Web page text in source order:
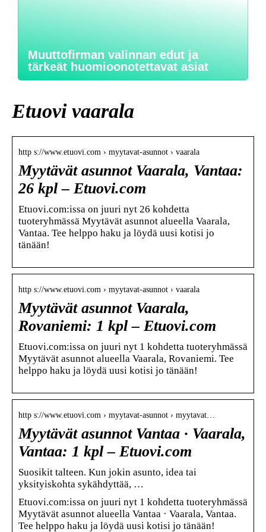
Muuttofirman valinnan edut ja
tärkeät huomioonotettavat asiat
Etuovi vaarala
http s://www.etuovi.com › myytavat-asunnot › vaarala
Myytävät asunnot Vaarala, Vantaa:
26 kpl – Etuovi.com
Etuovi.com:issa on juuri nyt 26 kohdetta
tuoteryhmässä Myytävät asunnot alueella Vaarala,
Vantaa. Tee helppo haku ja löydä uusi kotisi jo
tänään!
http s://www.etuovi.com › myytavat-asunnot › vaarala
Myytävät asunnot Vaarala,
Rovaniemi: 1 kpl – Etuovi.com
Etuovi.com:issa on juuri nyt 1 kohdetta tuoteryhmässä
Myytävät asunnot alueella Vaarala, Rovaniemi. Tee
helppo haku ja löydä uusi kotisi jo tänään!
http s://www.etuovi.com › myytavat-asunnot › myytavat…
Myytävät asunnot Vantaa · Vaarala,
Vantaa: 1 kpl – Etuovi.com
Suosikit talteen. Kun jokin asunto, idea tai
yksityiskohta sykähdyttää, …
Etuovi.com:issa on juuri nyt 1 kohdetta tuoteryhmässä
Myytävät asunnot alueella Vantaa · Vaarala, Vantaa.
Tee helppo haku ja löydä uusi kotisi jo tänään!